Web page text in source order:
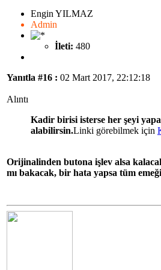
Engin YILMAZ
Admin
İleti: 480
Yanıtla #16 : 02 Mart 2017, 22:12:18
Alıntı
Kadir birisi isterse her şeyi
alabilirsin.Linki görebilmek için
Orijinalinden butona işlev alsa
mı bakacak, bir hata yapsa tüm